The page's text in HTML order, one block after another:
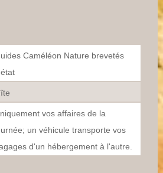
Caméléon Nature brevetés
vos affaires de la
un véhicule transporte vos
d'un hébergement à l'autre.